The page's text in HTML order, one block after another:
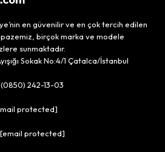
en güvenilir ve en çok tercih edilen
birçok marka ve modele
sunmaktadır.
Sokak No:4/1 Çatalca/İstanbul
242-13-03
protected]
[email protected]